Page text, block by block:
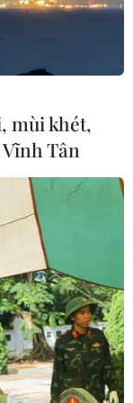
vào thợ tháo dỡ
47 công dân Việt
Kỳ trục xuất về
mùi khét,
Tân